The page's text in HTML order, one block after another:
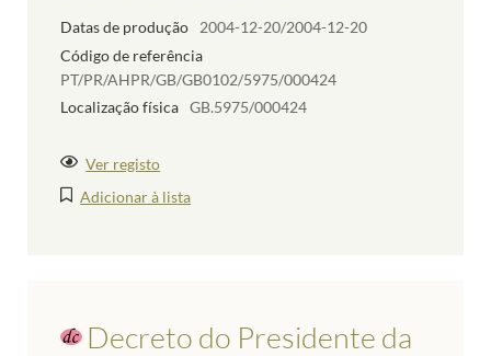
Datas de produção
2004-12-20/2004-12-20
Código de referência
PT/PR/AHPR/GB/GB0102/5975/000424
Localização física GB.5975/000424
Ver registo
Adicionar à lista
Decreto do Presidente da